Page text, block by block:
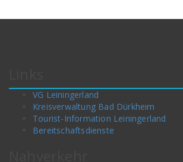
VG Leiningerland
Kreisverwaltung Bad Dürkheim
Tourist-Information Leiningerland
Bereitschaftsdienste